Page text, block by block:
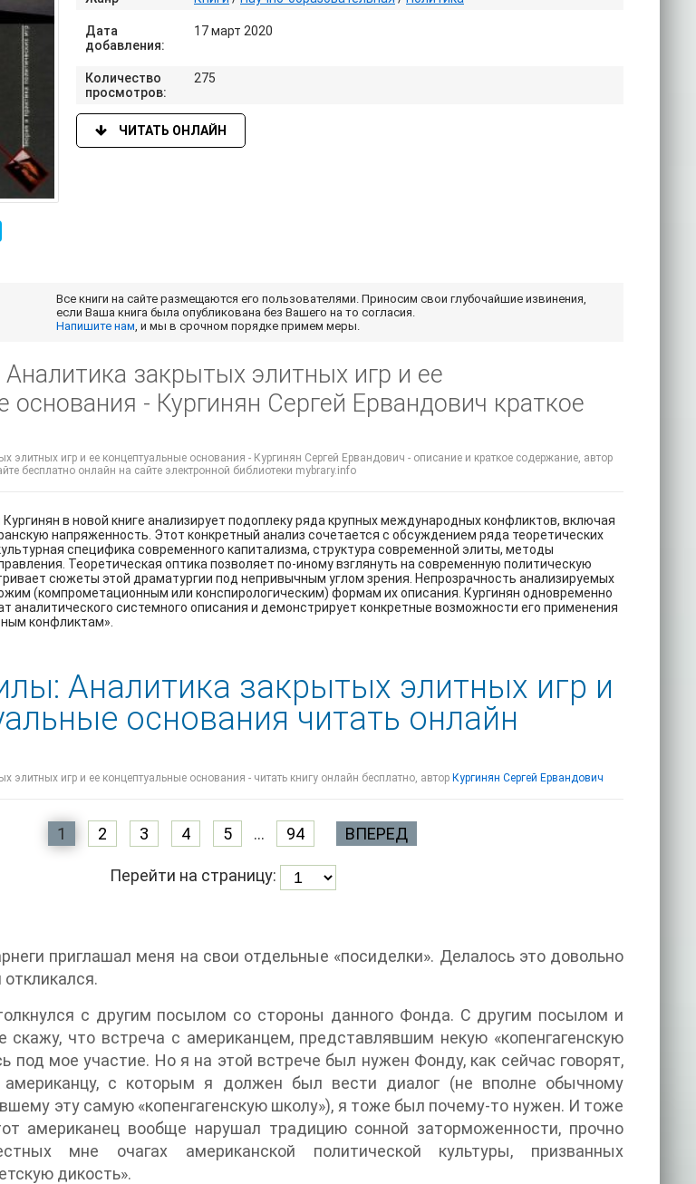
Дата
добавления:
17 март 2020
Количество
просмотров:
275
ЧИТАТЬ ОНЛАЙН
Все книги на сайте размещаются его пользователями. Приносим свои глубочайшие извинения,
если Ваша книга была опубликована без Вашего на то согласия.
Напишите нам , и мы в срочном порядке примем меры.
закрытых элитных игр и ее
основания - Кургинян Сергей Ервандович краткое
элитных игр и ее концептуальные основания - Кургинян Сергей Ервандович - описание и краткое содержание, автор
бесплатно онлайн на сайте электронной библиотеки mybrary.info
в новой книге анализирует подоплеку ряда крупных международных конфликтов, включая
напряженность. Этот конкретный анализ сочетается с обсуждением ряда теоретических
специфика современного капитализма, структура современной элиты, методы
Теоретическая оптика позволяет по-иному взглянуть на современную политическую
сюжеты этой драматургии под непривычным углом зрения. Непрозрачность анализируемых
(компрометационным или конспирологическим) формам их описания. Кургинян одновременно
аналитического системного описания и демонстрирует конкретные возможности его применения
конфликтам».
Аналитика закрытых элитных игр и
основания читать онлайн
элитных игр и ее концептуальные основания - читать книгу онлайн бесплатно, автор Кургинян Сергей Ервандович
1 2 3 4 5 ... 94 ВПЕРЕД
Перейти на страницу:
приглашал меня на свои отдельные «посиделки». Делалось это довольно
с другим посылом со стороны данного Фонда. С другим посылом и
что встреча с американцем, представлявшим некую «копенгагенскую
под мое участие. Но я на этой встрече был нужен Фонду, как сейчас говорят,
американцу, с которым я должен был вести диалог (не вполне обычному
эту самую «копенгагенскую школу»), я тоже был почему-то нужен. И тоже
американец вообще нарушал традицию сонной заторможенности, прочно
мне очагах американской политической культуры, призванных
дикость».